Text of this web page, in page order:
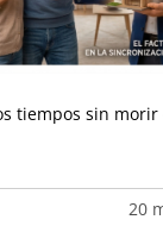
tiempos sin morir
20